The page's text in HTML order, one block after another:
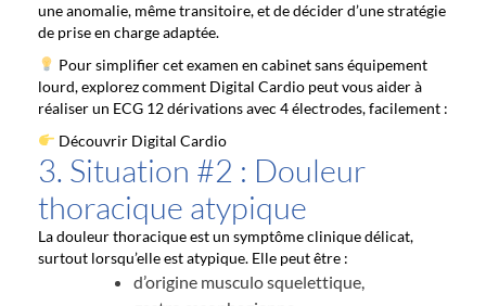
une anomalie, même transitoire, et de décider d’une stratégie
de prise en charge adaptée.
Pour simplifier cet examen en cabinet sans équipement
lourd, explorez comment Digital Cardio peut vous aider à
réaliser un ECG 12 dérivations avec 4 électrodes, facilement :
Découvrir Digital Cardio
3. Situation #2 : Douleur
thoracique atypique
La douleur thoracique est un symptôme clinique délicat,
surtout lorsqu’elle est atypique. Elle peut être :
d’origine musculo squelettique,